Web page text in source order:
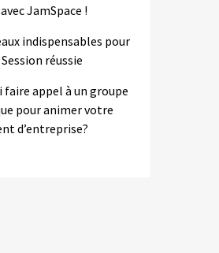
JamSpace !
indispensables pour
réussie
faire appel à un groupe
pour animer votre
d’entreprise?